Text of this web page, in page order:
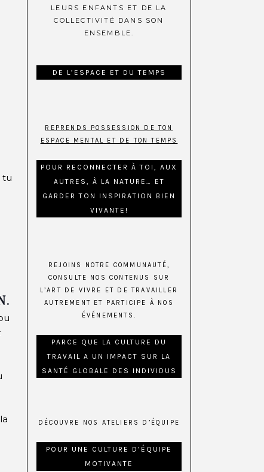
tu
LEURS ENFANTS ET DE LA
COLLECTIVITÉ DANS SON
ENSEMBLE.
DE L’ESPACE ET DU TEMPS
REPRENDS POSSESSION DE TON
ESPACE MENTAL ET DE TON TEMPS
POUR RECONNECTER À TOI, AUX
AUTRES, À LA NATURE… ET
GARDER TON INSPIRATION BIEN
VIVANTE!
REJOINS NOTRE COMMUNAUTÉ,
CONSULTE NOS CONTENUS SUR
L’ART DE VIVRE ET DE TRAVAILLER
AUTREMENT ET PARTICIPE À NOS
ÉVÉNEMENTS.
PARCE QUE LA CULTURE DU
TRAVAIL A UN IMPACT SUR LA
SANTÉ GLOBALE DES INDIVIDUS
DÉCOUVRE NOS ATELIERS D’ÉQUIPE
POUR UNE CULTURE D’ÉQUIPE
MOTIVANTE